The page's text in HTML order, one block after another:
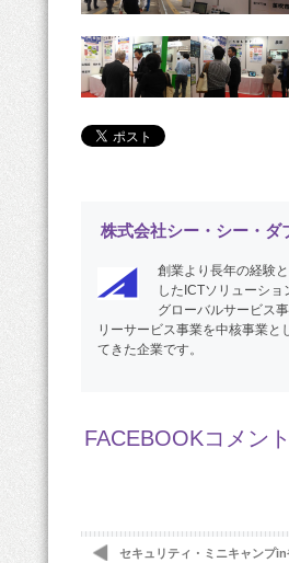
株式会社シー・シー・ダ
創業より長年の経験
したICTソリューショ
グローバルサービス
リーサービス事業を中核事業と
てきた企業です。
FACEBOOKコメント
セキュリティ・ミニキャンプ